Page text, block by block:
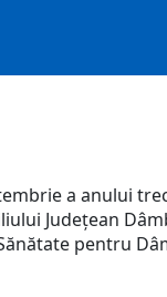
a anului
Județean
pentru